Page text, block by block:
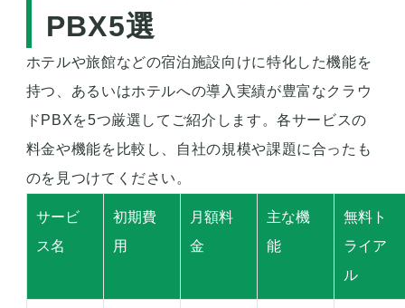
PBX5選
ホテルや旅館などの宿泊施設向けに特化した機能を
持つ、あるいはホテルへの導入実績が豊富なクラウ
ドPBXを5つ厳選してご紹介します。各サービスの
料金や機能を比較し、自社の規模や課題に合ったも
のを見つけてください。
サービ
ス名
初期費
用
月額料
金
主な機
能
無料ト
ライア
ル